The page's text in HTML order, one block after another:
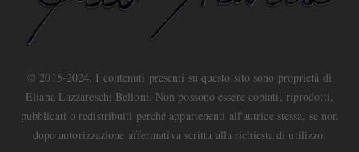
© 2015-2024. I contenuti presenti su questo sito sono proprietà di
Eliana Lazzareschi Belloni. Non possono essere copiati, riprodotti,
pubblicati o redistribuiti perché appartenenti all'autrice stessa, se non
dopo autorizzazione affermativa scritta alla richiesta di utilizzo.